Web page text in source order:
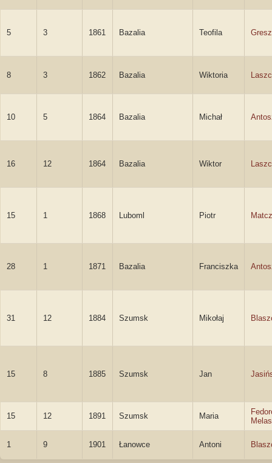
5 3 1861 Bazalia Teofila
8 3 1862 Bazalia Wiktoria
10 5 1864 Bazalia Michał
16 12 1864 Bazalia Wiktor
15 1 1868 Luboml Piotr
28 1 1871 Bazalia Franciszka
31 12 1884 Szumsk Mikołaj
15 8 1885 Szumsk Jan
15 12 1891 Szumsk Maria
1 9 1901 Łanowce Antoni